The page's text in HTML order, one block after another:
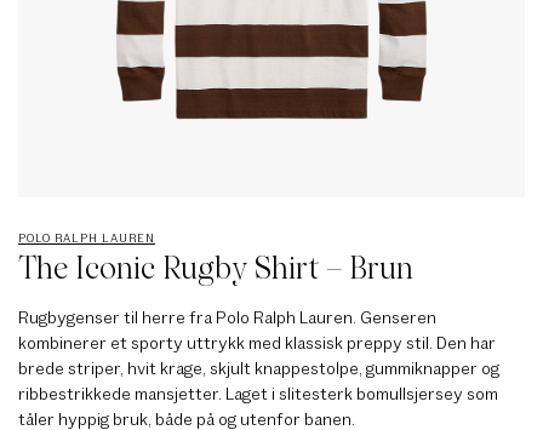
POLO RALPH LAUREN
The Iconic Rugby Shirt – Brun
Rugbygenser til herre fra Polo Ralph Lauren. Genseren
kombinerer et sporty uttrykk med klassisk preppy stil. Den har
brede striper, hvit krage, skjult knappestolpe, gummiknapper og
ribbestrikkede mansjetter. Laget i slitesterk bomullsjersey som
tåler hyppig bruk, både på og utenfor banen.